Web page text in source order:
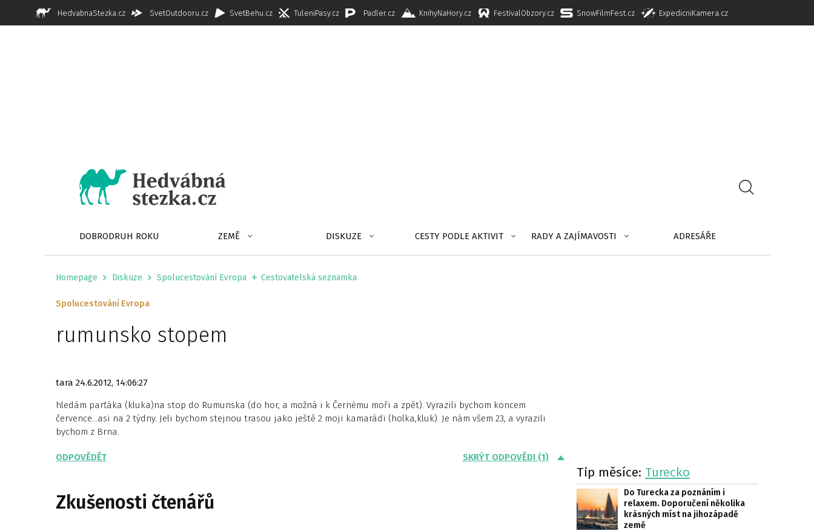
HedvabnaStezka.cz SvetOutdooru.cz SvetBehu.cz TuleniPasy.cz Padler.cz KnihyNaHory.cz FestivalObzory.cz SnowFilmFest.cz ExpedicniKamera.cz
DOBRODRUH ROKU ZEMĚ DISKUZE CESTY PODLE AKTIVIT RADY A ZAJÍMAVOSTI ADRESÁŘE
Homepage Diskuze Spolucestování Evropa Cestovatelská seznamka
Spolucestování Evropa
rumunsko stopem
tara 24.6.2012, 14:06:27
hledám parťáka (kluka)na stop do Rumunska (do hor, a možná i k Černému moři a zpět). Vyrazili bychom koncem
července…asi na 2 týdny. Jeli bychom stejnou trasou jako ještě 2 moji kamarádi (holka,kluk). Je nám všem 23, a vyrazili
bychom z Brna.
ODPOVĚDĚT SKRÝT ODPOVĚDI (1)
Zkušenosti čtenářů
Tip měsíce: Turecko
Do Turecka za poznáním i
relaxem. Doporučení několika
krásných míst na jihozápadě
země